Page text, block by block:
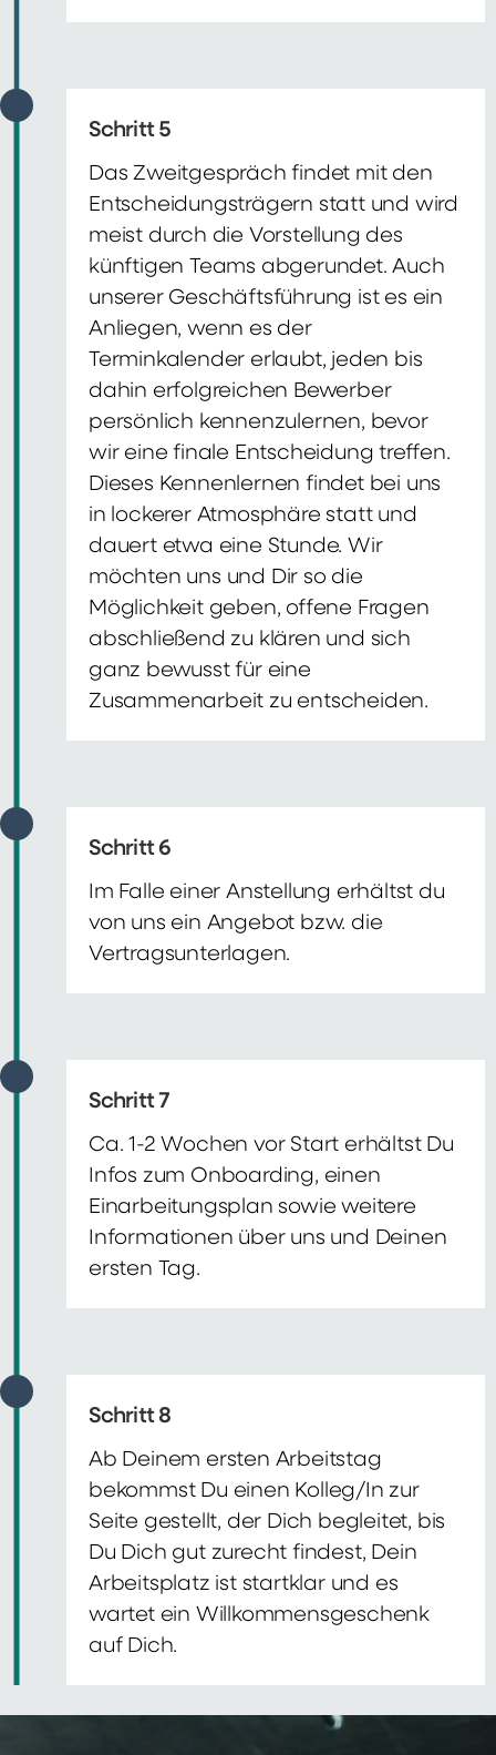
Schritt 5
Das Zweitgespräch findet mit den
Entscheidungsträgern statt und wird
meist durch die Vorstellung des
künftigen Teams abgerundet. Auch
unserer Geschäftsführung ist es ein
Anliegen, wenn es der
Terminkalender erlaubt, jeden bis
dahin erfolgreichen Bewerber
persönlich kennenzulernen, bevor
wir eine finale Entscheidung treffen.
Dieses Kennenlernen findet bei uns
in lockerer Atmosphäre statt und
dauert etwa eine Stunde. Wir
möchten uns und Dir so die
Möglichkeit geben, offene Fragen
abschließend zu klären und sich
ganz bewusst für eine
Zusammenarbeit zu entscheiden.
Schritt 6
Im Falle einer Anstellung erhältst du
von uns ein Angebot bzw. die
Vertragsunterlagen.
Schritt 7
Ca. 1-2 Wochen vor Start erhältst Du
Infos zum Onboarding, einen
Einarbeitungsplan sowie weitere
Informationen über uns und Deinen
ersten Tag.
Schritt 8
Ab Deinem ersten Arbeitstag
bekommst Du einen Kolleg/In zur
Seite gestellt, der Dich begleitet, bis
Du Dich gut zurecht findest, Dein
Arbeitsplatz ist startklar und es
wartet ein Willkommensgeschenk
auf Dich.